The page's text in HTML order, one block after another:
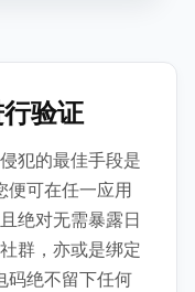
验证
犯的最佳手段是
便可在任一应用
绝对无需暴露日
群，亦或是绑定
码绝不留下任何